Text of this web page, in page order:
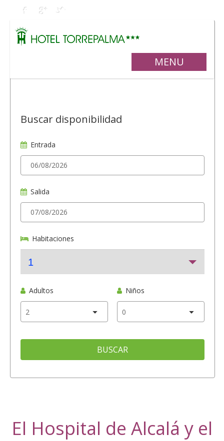
MENU
Buscar disponibilidad
Entrada
Salida
Habitaciones
1
Adultos Niños
BUSCAR
El Hospital de Alcalá y el